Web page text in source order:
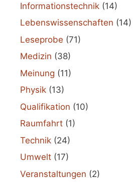
Informationstechnik (14)
Lebenswissenschaften (14)
Leseprobe (71)
Medizin (38)
Meinung (11)
Physik (13)
Qualifikation (10)
Raumfahrt (1)
Technik (24)
Umwelt (17)
Veranstaltungen (2)